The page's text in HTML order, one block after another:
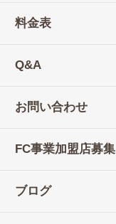
料金表
Q&A
お問い合わせ
FC事業加盟店募集
ブログ